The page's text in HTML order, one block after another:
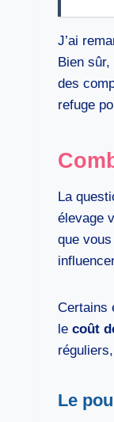
J’ai
Bien
des
refuge
La
élevage
que
Certains
le coût
Le